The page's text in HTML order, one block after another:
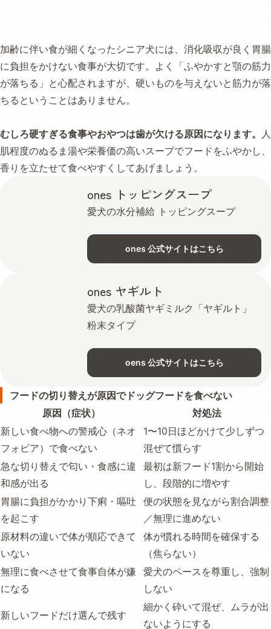
加齢に伴い食が細くなったシニア犬には、消化吸収が良く胃腸
に負担をかけない食事が大切です。よく「ふやかすと顎の筋力
が落ちる」と心配されますが、硬いものを与えないと筋力が落
ちるということはありません。
むしろ硬すぎる食事やおやつは歯が欠ける原因になります。 人
肌程度のぬるま湯や栄養価の高いスープでフードをふやかし、
香りを立たせて食べやすくしてあげましょう。
ones トッピングスープ
愛犬の水分補給 トッピングスープ
ones 公式サイトはこちら
ones ヤギルト
愛犬の乳酸菌ヤギミルク「ヤギルト」
粉末タイプ
oens 公式サイトはこちら
フードの切り替えが原因でドッグフードを食べない
原因（症状）
対処法
新しい食べ物への警戒心（ネオ
フォビア）で食べない
1〜10日ほどかけて少しずつ
混ぜて慣らす
急な切り替えで匂い・食感に違
和感が出る
最初は新フード1割から開始
し、段階的に増やす
胃腸に負担がかかり下痢・嘔吐
を起こす
便の状態を見ながら割合調整
／無理に進めない
原材料の違いで体が順応できて
いない
体が慣れる時間を確保する
（焦らない）
無理に食べさせて食事自体が嫌
になる
愛犬のペースを尊重し、強制
しない
新しいフードだけ選んで残す
細かく砕いて混ぜ、ムラが出
ないようにする